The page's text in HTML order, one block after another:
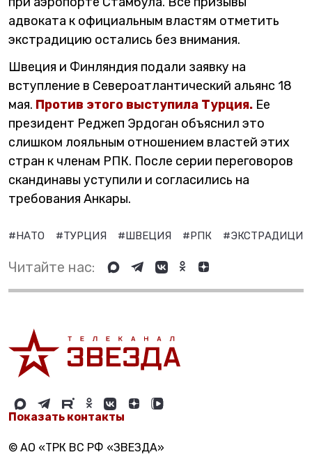
адвоката к официальным властям отметить
экстрадицию остались без внимания.
Швеция и Финляндия подали заявку на
вступление в Североатлантический альянс 18
мая. Против этого выступила Турция. Ее
президент Реджеп Эрдоган объяснил это
слишком лояльным отношением властей этих
стран к членам РПК. После серии переговоров
скандинавы уступили и согласились на
требования Анкары.
#НАТО #ТУРЦИЯ #ШВЕЦИЯ #РПК #ЭКСТРАДИЦИЯ
Читайте нас:
Показать контакты
© АО «ТРК ВС РФ «ЗВЕЗДА»